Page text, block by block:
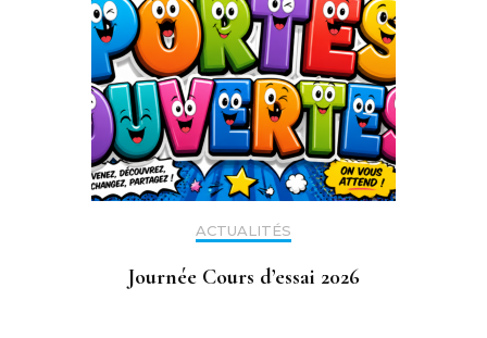
ACTUALITÉS
Journée Cours d’essai 2026